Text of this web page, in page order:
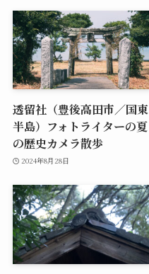
透留社（豊後高田市／国東
半島）フォトライターの夏
の歴史カメラ散歩
2024年8月28日